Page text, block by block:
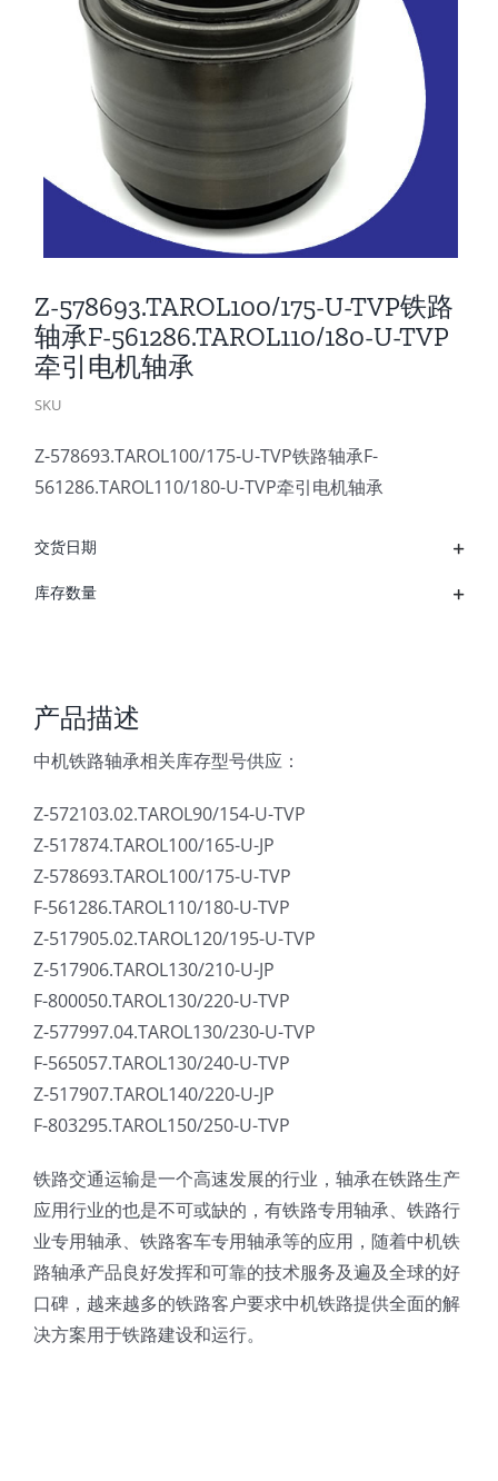
Z-578693.TAROL100/175-U-TVP铁路
轴承F-561286.TAROL110/180-U-TVP
牵引电机轴承
SKU
Z-578693.TAROL100/175-U-TVP铁路轴承F-
561286.TAROL110/180-U-TVP牵引电机轴承
交货日期
库存数量
产品描述
中机铁路轴承相关库存型号供应：
Z-572103.02.TAROL90/154-U-TVP
Z-517874.TAROL100/165-U-JP
Z-578693.TAROL100/175-U-TVP
F-561286.TAROL110/180-U-TVP
Z-517905.02.TAROL120/195-U-TVP
Z-517906.TAROL130/210-U-JP
F-800050.TAROL130/220-U-TVP
Z-577997.04.TAROL130/230-U-TVP
F-565057.TAROL130/240-U-TVP
Z-517907.TAROL140/220-U-JP
F-803295.TAROL150/250-U-TVP
铁路交通运输是一个高速发展的行业，轴承在铁路生产
应用行业的也是不可或缺的，有铁路专用轴承、铁路行
业专用轴承、铁路客车专用轴承等的应用，随着中机铁
路轴承产品良好发挥和可靠的技术服务及遍及全球的好
口碑，越来越多的铁路客户要求中机铁路提供全面的解
决方案用于铁路建设和运行。